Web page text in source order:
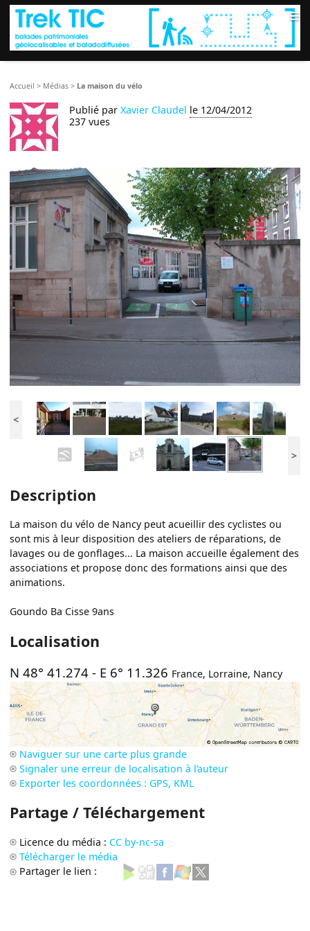
≡
Accueil > Médias > La maison du vélo
Publié parXavier Claudel le 12/04/2012
237 vues
<
>
Description
La maison du vélo de Nancy peut acueillir des cyclistes ou
sont mis à leur disposition des ateliers de réparations, de
lavages ou de gonflages... La maison accueille également des
associations et propose donc des formations ainsi que des
animations.
Goundo Ba Cisse 9ans
Localisation
N 48° 41.274 - E 6° 11.326 France, Lorraine, Nancy
Naviguer sur une carte plus grande
Signaler une erreur de localisation à l’auteur
Exporter les coordonnées : GPS, KML
Partage / Téléchargement
Licence du média : CC by-nc-sa
Télécharger le média
Partager le lien :